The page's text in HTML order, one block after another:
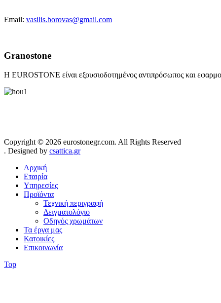
Email: vasilis.borovas@gmail.com
Granostone
Η EUROSTONE είναι εξουσιοδοτημένος αντιπρόσωπος και
Copyright © 2026 eurostonegr.com. All Rights Reserved
. Designed by csattica.gr
Αρχική
Εταιρία
Υπηρεσίες
Προϊόντα
Τεχνική περιγραφή
Δειγματολόγιο
Οδηγός χρωμάτων
Τα έργα μας
Κατοικίες
Επικοινωνία
Top